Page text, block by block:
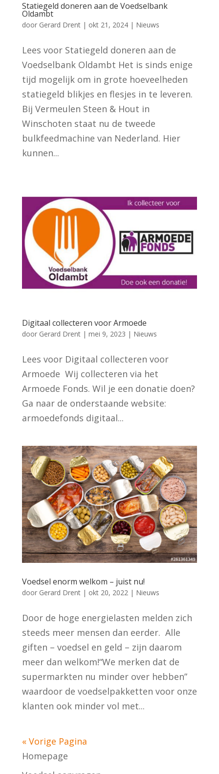
Statiegeld doneren aan de Voedselbank
Oldambt
door Gerard Drent| okt 21, 2024| Nieuws
Lees voor Statiegeld doneren aan de
Voedselbank Oldambt Het is sinds enige
tijd mogelijk om in grote hoeveelheden
statiegeld blikjes en flesjes in te leveren.
Bij Vermeulen Steen & Hout in
Winschoten staat nu de tweede
bulkfeedmachine van Nederland. Hier
kunnen...
Digitaal collecteren voor Armoede
door Gerard Drent| mei 9, 2023 | Nieuws
Lees voor Digitaal collecteren voor
Armoede Wij collecteren via het
Armoede Fonds. Wil je een donatie doen?
Ga naar de onderstaande website:
armoedefonds digitaal...
Voedsel enorm welkom – juist nu!
door Gerard Drent| okt 20, 2022| Nieuws
Door de hoge energielasten melden zich
steeds meer mensen dan eerder. Alle
giften – voedsel en geld – zijn daarom
meer dan welkom!“We merken dat de
supermarkten nu minder over hebben”
waardoor de voedselpakketten voor onze
klanten ook minder vol met...
« Vorige Pagina
Homepage